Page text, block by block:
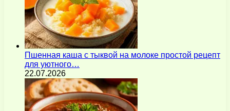
Пшенная каша с тыквой на молоке простой рецепт
для уютного…
22.07.2026